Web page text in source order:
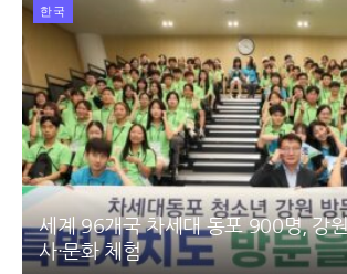
한국
세계 96개국 차세대 동포 900명, 강
사·문화 체험